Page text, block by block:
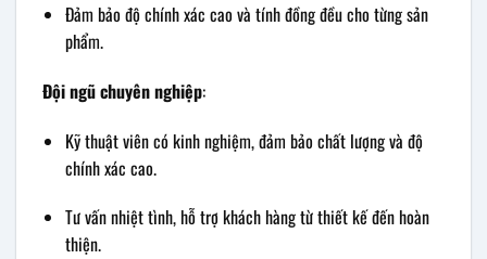
Đảm bảo độ chính xác cao và tính đồng đều cho từng sản
phẩm.
Đội ngũ chuyên nghiệp:
Kỹ thuật viên có kinh nghiệm, đảm bảo chất lượng và độ
chính xác cao.
Tư vấn nhiệt tình, hỗ trợ khách hàng từ thiết kế đến hoàn
thiện.